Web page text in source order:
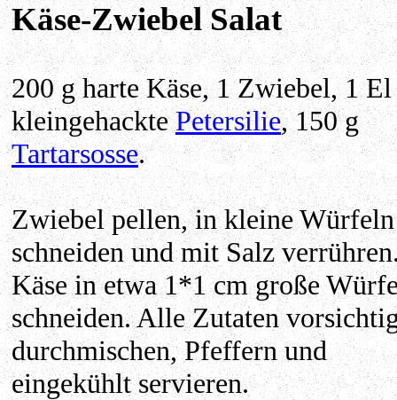
Käse-Zwiebel Salat
200 g harte Käse, 1 Zwiebel, 1 El
kleingehacktePetersilie, 150 g
Tartarsosse.
Zwiebel pellen, in kleine Würfeln
schneiden und mit Salz
Käse in etwa 1*1 cm große
schneiden. Alle Zutaten
durchmischen, Pfeffern und
eingekühlt servieren.